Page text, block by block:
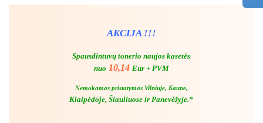
AKCIJA !!!
Spausdintuvų tonerio naujos kasetės
nuo 10,14 Eur + PVM
Nemokamas pristatymas Vilniuje, Kaune,
Klaipėdoje, Šiauliuose ir Panevėžyje.*